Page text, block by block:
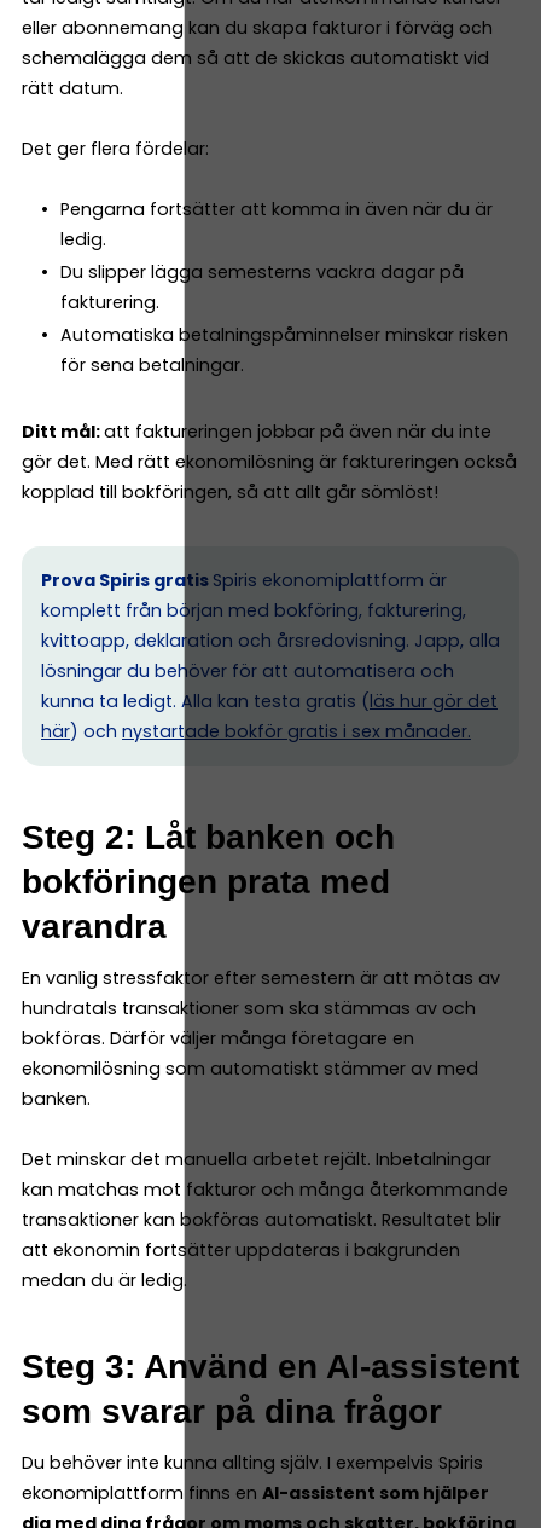
eller abonnemang kan du skapa fakturor i förväg och
schemalägga dem så att de skickas automatiskt vid
rätt datum.
Det ger flera fördelar:
Pengarna fortsätter att komma in även när du är
ledig.
Du slipper lägga semesterns vackra dagar på
fakturering.
Automatiska betalningspåminnelser minskar risken
för sena betalningar.
Ditt mål:att faktureringen jobbar på även när du inte
gör det. Med rätt ekonomilösning är faktureringen också
kopplad till bokföringen, så att allt går sömlöst!
Prova Spiris gratis Spiris ekonomiplattform är
komplett från början med bokföring, fakturering,
kvittoapp, deklaration och årsredovisning. Japp, alla
lösningar du behöver för att automatisera och
kunna ta ledigt. Alla kan testa gratis (läs hur gör det
här) och nystartade bokför gratis i sex månader.
Steg 2: Låt banken och
bokföringen prata med
varandra
En vanlig stressfaktor efter semestern är att mötas av
hundratals transaktioner som ska stämmas av och
bokföras. Därför väljer många företagare en
ekonomilösning som automatiskt stämmer av med
banken.
Det minskar det manuella arbetet rejält. Inbetalningar
kan matchas mot fakturor och många återkommande
transaktioner kan bokföras automatiskt. Resultatet blir
att ekonomin fortsätter uppdateras i bakgrunden
medan du är ledig.
Steg 3: Använd en AI-assistent
som svarar på dina frågor
Du behöver inte kunna allting själv. I exempelvis Spiris
ekonomiplattform finns en AI-assistent som hjälper
dig med dina frågor om moms och skatter, bokföring